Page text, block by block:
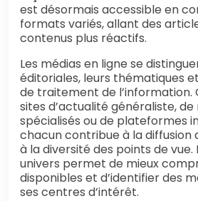
est désormais accessible en
formats variés, allant des
contenus plus réactifs.
Les médias en ligne se
éditoriales, leurs thématiques
de traitement de l’information.
sites d’actualité généraliste, de
spécialisés ou de plateformes
chacun contribue à la diffusion
à la diversité des points de
univers permet de mieux
disponibles et d’identifier des
ses centres d’intérêt.